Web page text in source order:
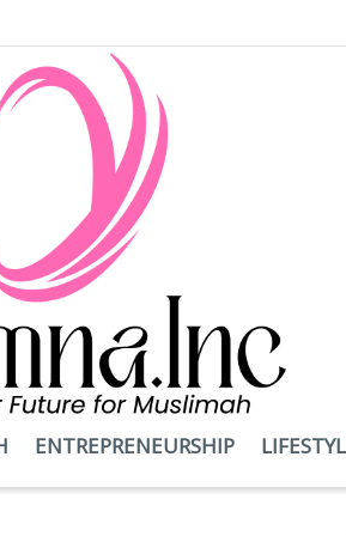
ENTREPRENEURSHIP